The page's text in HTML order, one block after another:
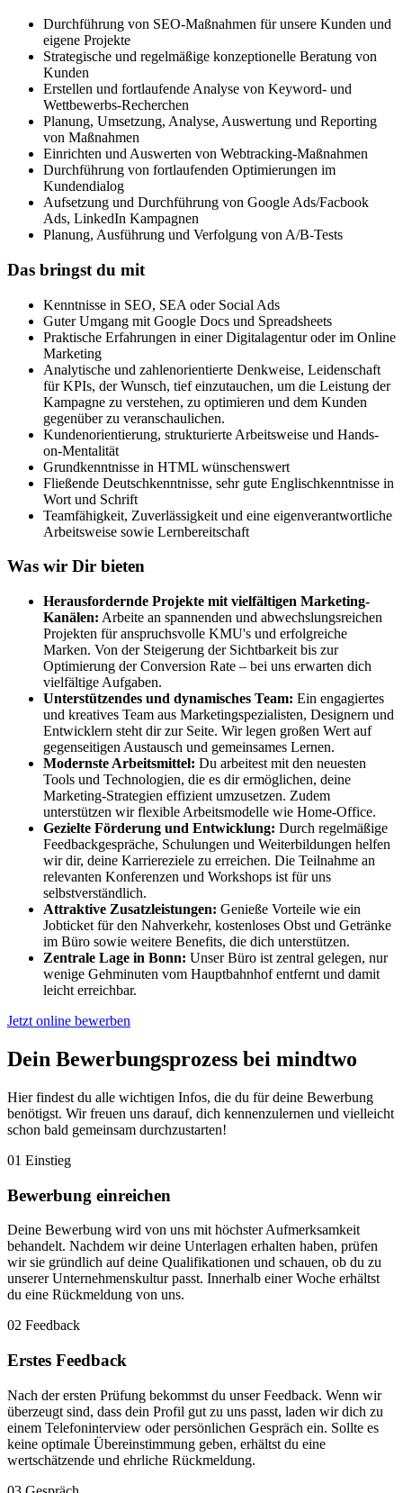
Durchführung von SEO-Maßnahmen für unsere Kunden und
eigene Projekte
Strategische und regelmäßige konzeptionelle Beratung von
Kunden
Erstellen und fortlaufende Analyse von Keyword- und
Wettbewerbs-Recherchen
Planung, Umsetzung, Analyse, Auswertung und Reporting
von Maßnahmen
Einrichten und Auswerten von Webtracking-Maßnahmen
Durchführung von fortlaufenden Optimierungen im
Kundendialog
Aufsetzung und Durchführung von Google Ads/Facbook
Ads, LinkedIn Kampagnen
Planung, Ausführung und Verfolgung von A/B-Tests
Das bringst du mit
Kenntnisse in SEO, SEA oder Social Ads
Guter Umgang mit Google Docs und Spreadsheets
Praktische Erfahrungen in einer Digitalagentur oder im Online
Marketing
Analytische und zahlenorientierte Denkweise, Leidenschaft
für KPIs, der Wunsch, tief einzutauchen, um die Leistung der
Kampagne zu verstehen, zu optimieren und dem Kunden
gegenüber zu veranschaulichen.
Kundenorientierung, strukturierte Arbeitsweise und Hands-
on-Mentalität
Grundkenntnisse in HTML wünschenswert
Fließende Deutschkenntnisse, sehr gute Englischkenntnisse in
Wort und Schrift
Teamfähigkeit, Zuverlässigkeit und eine eigenverantwortliche
Arbeitsweise sowie Lernbereitschaft
Was wir Dir bieten
Herausfordernde Projekte mit vielfältigen Marketing-
Kanälen: Arbeite an spannenden und abwechslungsreichen
Projekten für anspruchsvolle KMU's und erfolgreiche
Marken. Von der Steigerung der Sichtbarkeit bis zur
Optimierung der Conversion Rate – bei uns erwarten dich
vielfältige Aufgaben.
Unterstützendes und dynamisches Team: Ein engagiertes
und kreatives Team aus Marketingspezialisten, Designern und
Entwicklern steht dir zur Seite. Wir legen großen Wert auf
gegenseitigen Austausch und gemeinsames Lernen.
Modernste Arbeitsmittel: Du arbeitest mit den neuesten
Tools und Technologien, die es dir ermöglichen, deine
Marketing-Strategien effizient umzusetzen. Zudem
unterstützen wir flexible Arbeitsmodelle wie Home-Office.
Gezielte Förderung und Entwicklung: Durch regelmäßige
Feedbackgespräche, Schulungen und Weiterbildungen helfen
wir dir, deine Karriereziele zu erreichen. Die Teilnahme an
relevanten Konferenzen und Workshops ist für uns
selbstverständlich.
Attraktive Zusatzleistungen: Genieße Vorteile wie ein
Jobticket für den Nahverkehr, kostenloses Obst und Getränke
im Büro sowie weitere Benefits, die dich unterstützen.
Zentrale Lage in Bonn: Unser Büro ist zentral gelegen, nur
wenige Gehminuten vom Hauptbahnhof entfernt und damit
leicht erreichbar.
Jetzt online bewerben
Dein Bewerbungsprozess bei mindtwo
Hier findest du alle wichtigen Infos, die du für deine Bewerbung
benötigst. Wir freuen uns darauf, dich kennenzulernen und vielleicht
schon bald gemeinsam durchzustarten!
01 Einstieg
Bewerbung einreichen
Deine Bewerbung wird von uns mit höchster Aufmerksamkeit
behandelt. Nachdem wir deine Unterlagen erhalten haben, prüfen
wir sie gründlich auf deine Qualifikationen und schauen, ob du zu
unserer Unternehmenskultur passt. Innerhalb einer Woche erhältst
du eine Rückmeldung von uns.
02 Feedback
Erstes Feedback
Nach der ersten Prüfung bekommst du unser Feedback. Wenn wir
überzeugt sind, dass dein Profil gut zu uns passt, laden wir dich zu
einem Telefoninterview oder persönlichen Gespräch ein. Sollte es
keine optimale Übereinstimmung geben, erhältst du eine
wertschätzende und ehrliche Rückmeldung.